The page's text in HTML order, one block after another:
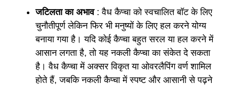
जटिलता का अभाव: वैध कैप्चा को स्वचालित बॉट के लिए
चुनौतीपूर्ण लेकिन फिर भी मनुष्यों के लिए हल करने योग्य
बनाया गया है। यदि कोई कैप्चा बहुत सरल या हल करने में
आसान लगता है, तो यह नकली कैप्चा का संकेत दे सकता
है। वैध कैप्चा में अक्सर विकृत या ओवरलैपिंग वर्ण शामिल
होते हैं, जबकि नकली कैप्चा में स्पष्ट और आसानी से पढ़ने